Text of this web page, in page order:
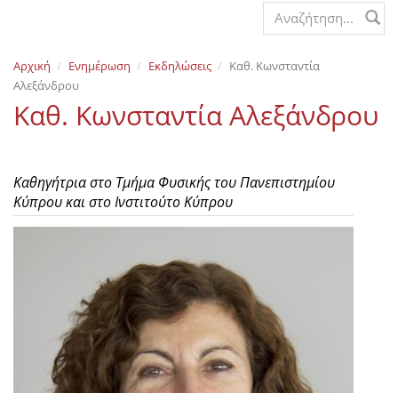
Εκδόσεις
Επικοινωνία
Search form
Αρχική Ενημέρωση Εκδηλώσεις
Καθ. Κωνσταντία
Αλεξάνδρου
Καθ. Κωνσταντία Αλεξάνδρου
Καθηγήτρια στο Τμήμα Φυσικής του Πανεπιστημίου
Κύπρου και στο Ινστιτούτο Κύπρου